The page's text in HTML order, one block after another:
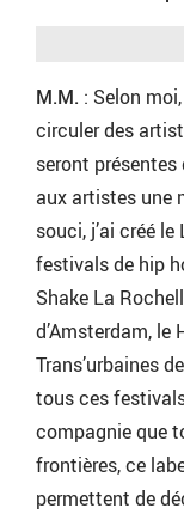
M.M. : Selon
circuler des
seront
aux artistes une
souci, j’ai créé
festivals de hip
Shake La
d’Amsterdam,
Trans’urbaines
tous ces
compagnie que
frontières, ce
permettent de